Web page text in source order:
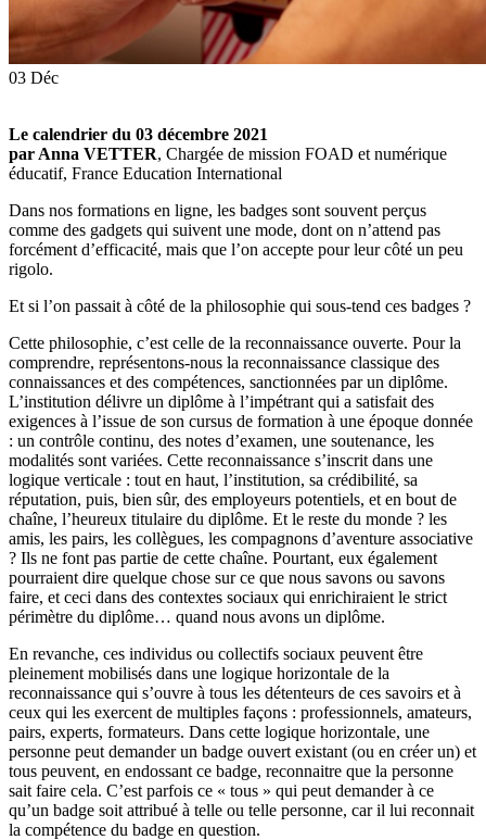
03 Déc
Le calendrier du 03 décembre 2021
par Anna VETTER, Chargée de mission FOAD et numérique
éducatif, France Education International
Dans nos formations en ligne, les badges sont souvent perçus
comme des gadgets qui suivent une mode, dont on n’attend pas
forcément d’efficacité, mais que l’on accepte pour leur côté un peu
rigolo.
Et si l’on passait à côté de la philosophie qui sous-tend ces badges ?
Cette philosophie, c’est celle de la reconnaissance ouverte. Pour la
comprendre, représentons-nous la reconnaissance classique des
connaissances et des compétences, sanctionnées par un diplôme.
L’institution délivre un diplôme à l’impétrant qui a satisfait des
exigences à l’issue de son cursus de formation à une époque donnée
: un contrôle continu, des notes d’examen, une soutenance, les
modalités sont variées. Cette reconnaissance s’inscrit dans une
logique verticale : tout en haut, l’institution, sa crédibilité, sa
réputation, puis, bien sûr, des employeurs potentiels, et en bout de
chaîne, l’heureux titulaire du diplôme. Et le reste du monde ? les
amis, les pairs, les collègues, les compagnons d’aventure associative
? Ils ne font pas partie de cette chaîne. Pourtant, eux également
pourraient dire quelque chose sur ce que nous savons ou savons
faire, et ceci dans des contextes sociaux qui enrichiraient le strict
périmètre du diplôme… quand nous avons un diplôme.
En revanche, ces individus ou collectifs sociaux peuvent être
pleinement mobilisés dans une logique horizontale de la
reconnaissance qui s’ouvre à tous les détenteurs de ces savoirs et à
ceux qui les exercent de multiples façons : professionnels, amateurs,
pairs, experts, formateurs. Dans cette logique horizontale, une
personne peut demander un badge ouvert existant (ou en créer un) et
tous peuvent, en endossant ce badge, reconnaitre que la personne
sait faire cela. C’est parfois ce « tous » qui peut demander à ce
qu’un badge soit attribué à telle ou telle personne, car il lui reconnait
la compétence du badge en question.